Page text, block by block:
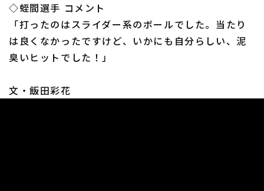
利用規約
運営会社（別ウィンドウで開く）
◇蛭間選手 コメント
「打ったのはスライダー系のボールでした。当たり
は良くなかったですけど、いかにも自分らしい、泥
臭いヒットでした！」
文・飯田彩花